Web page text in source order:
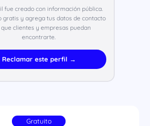
fue creado con información pública.
gratis y agrega tus datos de contacto
clientes y empresas puedan
encontrarte.
Reclamar este perfil →
Gratuito